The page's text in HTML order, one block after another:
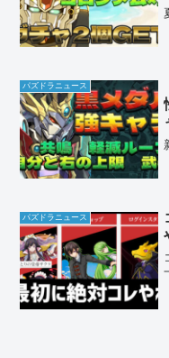
パズドラニュース
パズドラニュース